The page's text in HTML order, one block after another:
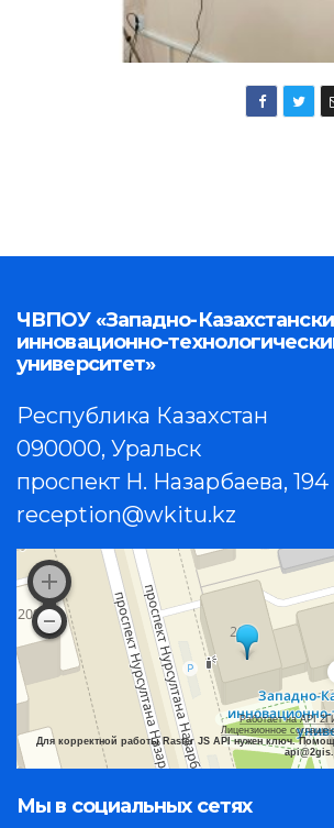
ЧВПОУ «Западно-
инновационно-
университет»
Республика Казахстан
090000, Уральск
проспект Н. Назарбаева, 194
reception@wkitu.kz
Работает на API
Лицензионное
Для корректной работы Raster JS API нужен ключ.
Мы в социальных сетях